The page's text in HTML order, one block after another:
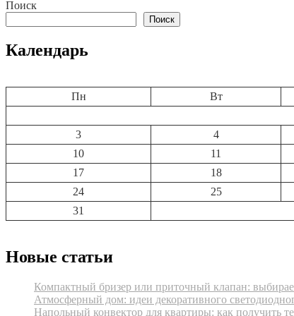
Поиск
Поиск
Календарь
Пн
Вт
3
4
10
11
17
18
24
25
31
Новые статьи
Компактный бризер или приточный клапан:
Атмосферный дом: идеи декоративного
Напольный конвектор для квартиры: как получить